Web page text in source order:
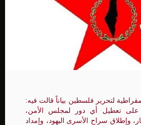
لتحرير فلسطين بياناً قالت فيه:
تعطيل أي دور لمجلس الأمن،
وإطلاق سراح الأسرى اليهود، وإمداد